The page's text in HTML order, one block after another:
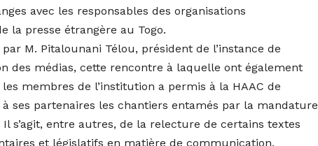
avec les responsables des organisations
la presse étrangère au Togo.
par M. Pitalounani Télou, président de l’instance de
des médias, cette rencontre à laquelle ont également
membres de l’institution a permis à la HAAC de
ses partenaires les chantiers entamés par la mandature
s’agit, entre autres, de la relecture de certains textes
et législatifs en matière de communication,